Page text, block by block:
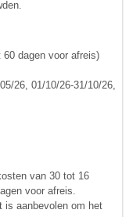
dagen voor afreis)
26, 01/10/26-31/10/26,
van 30 tot 16
voor afreis.
is aanbevolen om het